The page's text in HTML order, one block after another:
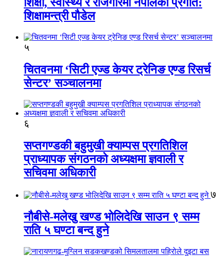
शिक्षामन्त्री पौडेल
५
चितवनमा ‘सिटी एज्ड केयर ट्रेनिङ एण्ड रिसर्च
सेन्टर’ सञ्चालनमा
६
सप्तगण्डकी बहुमुखी क्याम्पस प्रगतिशिल
प्राध्यापक संगठनको अध्यक्षमा ज्ञवाली र
सचिवमा अधिकारी
७
नौबीसे-मलेखु खण्ड भोलिदेखि साउन ९ सम्म
राति ५ घण्टा बन्द हुने